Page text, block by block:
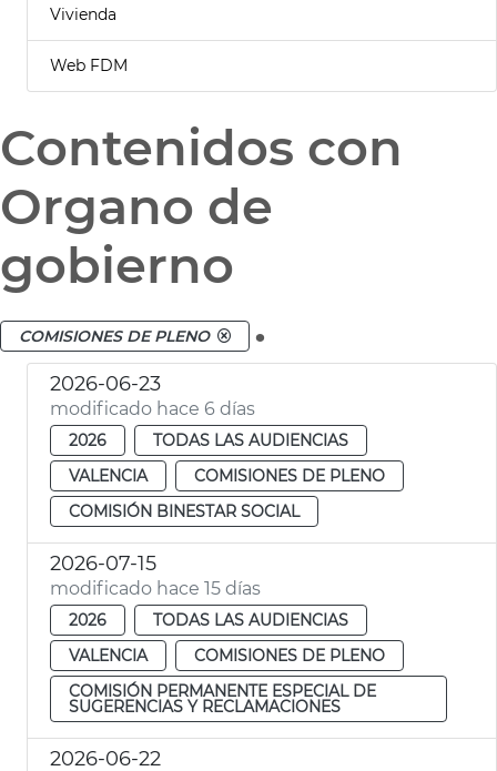
Vivienda
Web FDM
Contenidos con
Organo de
gobierno
COMISIONES DE PLENO .
2026-06-23
modificado hace 6 días
2026
TODAS LAS AUDIENCIAS
VALENCIA
COMISIONES DE PLENO
COMISIÓN BINESTAR SOCIAL
2026-07-15
modificado hace 15 días
2026
TODAS LAS AUDIENCIAS
VALENCIA
COMISIONES DE PLENO
COMISIÓN PERMANENTE ESPECIAL DE
SUGERENCIAS Y RECLAMACIONES
2026-06-22